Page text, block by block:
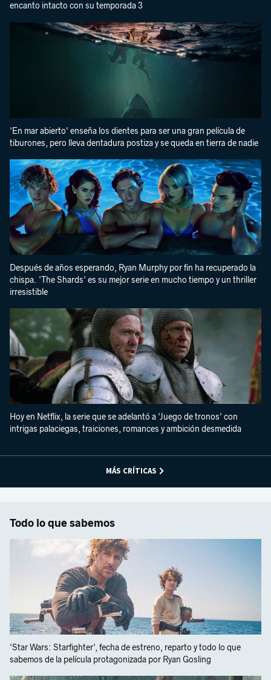
encanto intacto con su temporada 3
'En mar abierto' enseña los dientes para ser una gran película de
tiburones, pero lleva dentadura postiza y se queda en tierra de nadie
Después de años esperando, Ryan Murphy por fin ha recuperado la
chispa. 'The Shards' es su mejor serie en mucho tiempo y un thriller
irresistible
Hoy en Netflix, la serie que se adelantó a 'Juego de tronos' con
intrigas palaciegas, traiciones, romances y ambición desmedida
MÁS CRÍTICAS
Todo lo que sabemos
'Star Wars: Starfighter', fecha de estreno, reparto y todo lo que
sabemos de la película protagonizada por Ryan Gosling